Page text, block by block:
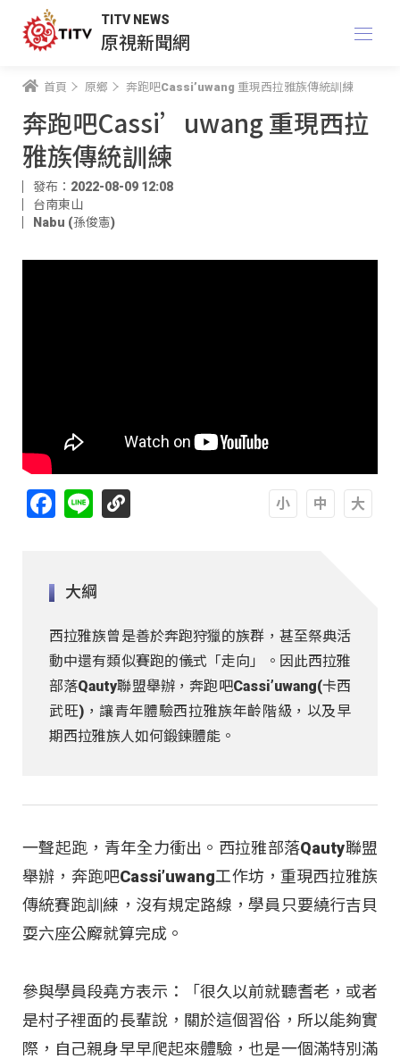
TITV NEWS
原視新聞網
首頁 原鄉 奔跑吧Cassi’uwang 重現西拉雅族傳統訓練
奔跑吧Cassi’uwang 重現西拉
雅族傳統訓練
發布：2022-08-09 12:08
台南東山
Nabu (孫俊憲)
Facebook
Line
大綱
西拉雅族曾是善於奔跑狩獵的族群，甚至祭典活
動中還有類似賽跑的儀式「走向」。因此西拉雅
部落Qauty聯盟舉辦，奔跑吧Cassi’uwang(卡西
武旺)，讓青年體驗西拉雅族年齡階級，以及早
期西拉雅族人如何鍛鍊體能。
一聲起跑，青年全力衝出。西拉雅部落Qauty聯盟
舉辦，奔跑吧Cassi’uwang工作坊，重現西拉雅族
傳統賽跑訓練，沒有規定路線，學員只要繞行吉貝
耍六座公廨就算完成。
參與學員段堯方表示：「很久以前就聽耆老，或者
是村子裡面的長輩說，關於這個習俗，所以能夠實
際，自己親身早早爬起來體驗，也是一個滿特別滿